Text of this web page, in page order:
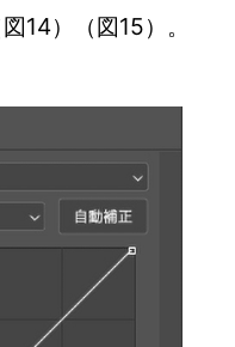
14）（図15）。